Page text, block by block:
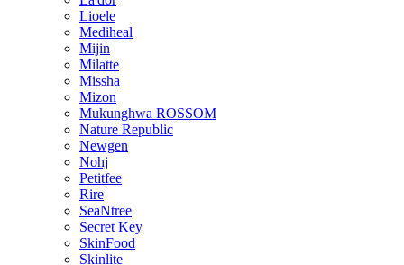
Lioele
Mediheal
Mijin
Milatte
Missha
Mizon
Mukunghwa ROSSOM
Nature Republic
Newgen
Nohj
Petitfee
Rire
SeaNtree
Secret Key
SkinFood
Skinlite